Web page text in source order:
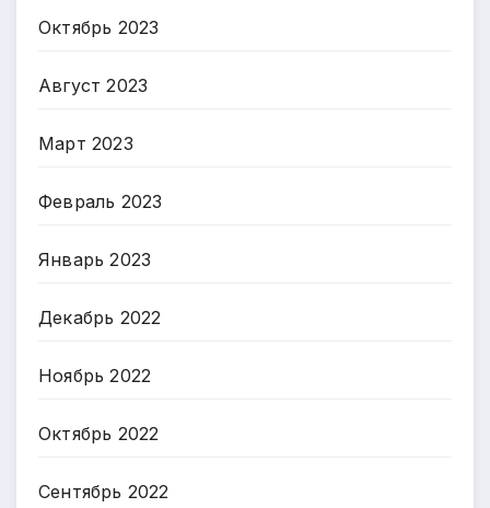
Октябрь 2023
Август 2023
Март 2023
Февраль 2023
Январь 2023
Декабрь 2022
Ноябрь 2022
Октябрь 2022
Сентябрь 2022